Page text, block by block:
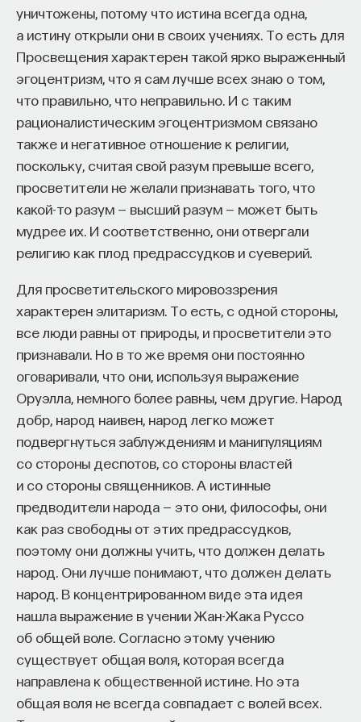
уничтожены, потому что истина всегда одна,
а истину открыли они в своих учениях. То есть для
Просвещения характерен такой ярко выраженный
эгоцентризм, что я сам лучше всех знаю о том,
что правильно, что неправильно. И с таким
рационалистическим эгоцентризмом связано
также и негативное отношение к религии,
поскольку, считая свой разум превыше всего,
просветители не желали признавать того, что
какой-то разум — высший разум — может быть
мудрее их. И соответственно, они отвергали
религию как плод предрассудков и суеверий.
Для просветительского мировоззрения
характерен элитаризм. То есть, с одной стороны,
все люди равны от природы, и просветители это
признавали. Но в то же время они постоянно
оговаривали, что они, используя выражение
Оруэлла, немного более равны, чем другие. Народ
добр, народ наивен, народ легко может
подвергнуться заблуждениям и манипуляциям
со стороны деспотов, со стороны властей
и со стороны священников. А истинные
предводители народа — это они, философы, они
как раз свободны от этих предрассудков,
поэтому они должны учить, что должен делать
народ. Они лучше понимают, что должен делать
народ. В концентрированном виде эта идея
нашла выражение в учении Жан-Жака Руссо
об общей воле. Согласно этому учению
существует общая воля, которая всегда
направлена к общественной истине. Но эта
общая воля не всегда совпадает с волей всех.
НАД МАТЕРИАЛОМ РАБОТАЛИ
Вячеслав Дубынин
доктор биологических наук, профессор
кафедры физиологии человека и животных
биологического факультета МГУ
физиологии мозга
БИОЛОГИЯ
1298 публикаций
ЕСТЕСТВЕННЫЕ НАУКИ ЖУРНАЛ
ХИМИЯ МЕЖДУ НЕЙРОНАМИ
КУРС
Химия между нейронами:
вещества, которые управляют
нами